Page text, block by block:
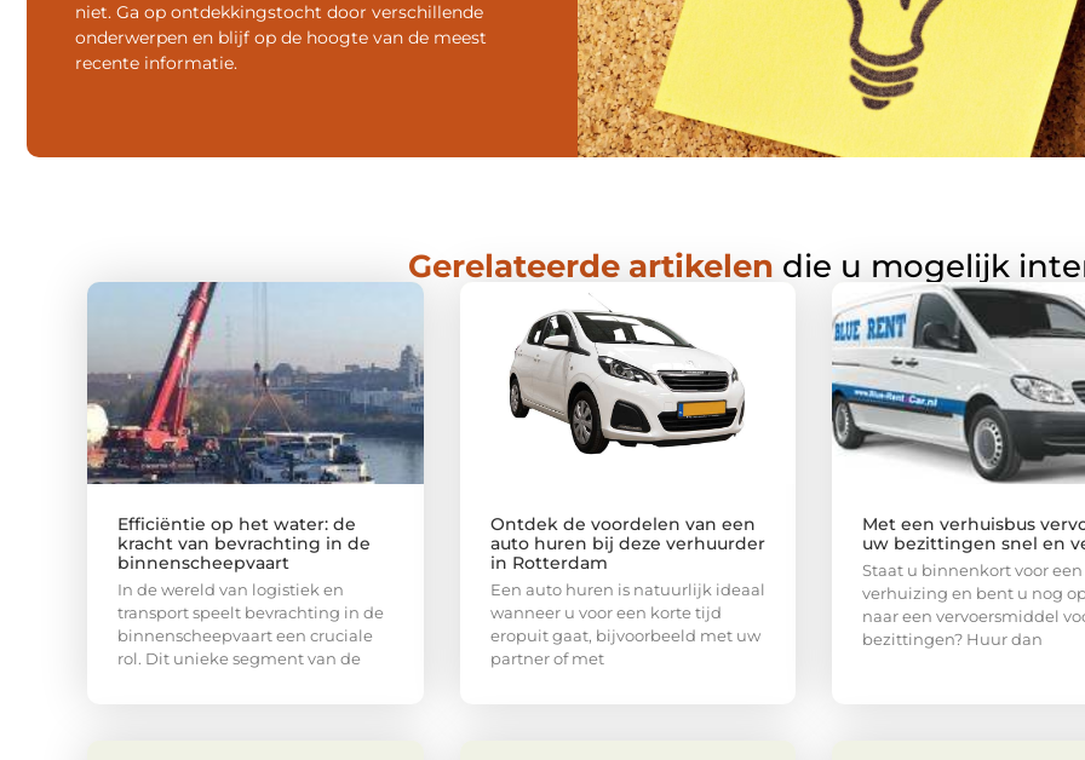
niet. Ga op ontdekkingstocht door verschillende
onderwerpen en blijf op de hoogte van de meest
recente informatie.
Gerelateerde artikelen die u mogelijk
Efficiëntie op het water: de
kracht van bevrachting in de
binnenscheepvaart
In de wereld van logistiek en
transport speelt bevrachting in de
binnenscheepvaart een cruciale
rol. Dit unieke segment van de
Ontdek de voordelen van een
auto huren bij deze verhuurder
in Rotterdam
Een auto huren is natuurlijk ideaal
wanneer u voor een korte tijd
eropuit gaat, bijvoorbeeld met uw
partner of met
Met een verhuisbus
uw bezittingen snel en
Staat u binnenkort voor een
verhuizing en bent u nog
naar een vervoersmiddel
bezittingen? Huur dan